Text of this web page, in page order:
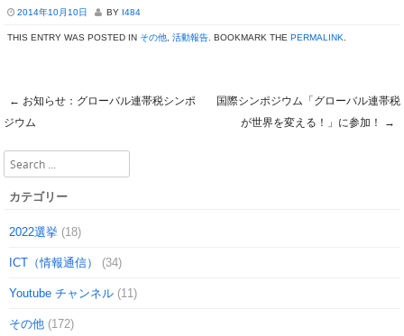
2014年10月10日 BY I484
THIS ENTRY WAS POSTED IN その他 活動報告 . BOOKMARK THE PERMALINK
Post navigation
← お知らせ：グローバル連帯税シンポ
ジウム
国際シンポジウム「グローバル連帯税
が世界を変える！」に参加！
→
Search
カテゴリー
2022選挙 (18)
ICT（情報通信） (34)
Youtube チャンネル (11)
その他 (172)